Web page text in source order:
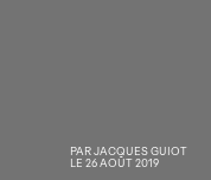
PARJACQUES GUIOT
LE 26 AOÛT 2019